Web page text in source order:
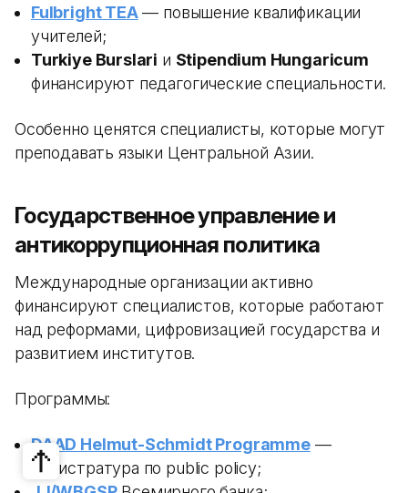
Fulbright TEA— повышение квалификации
учителей;
Turkiye Burslari и Stipendium Hungaricum
финансируют педагогические специальности.
Особенно ценятся специалисты, которые могут
преподавать языки Центральной Азии.
Государственное управление и
антикоррупционная политика
Международные организации активно
финансируют специалистов, которые работают
над реформами, цифровизацией государства и
развитием институтов.
Программы:
DAAD Helmut-Schmidt Programme—
магистратура по public policy;